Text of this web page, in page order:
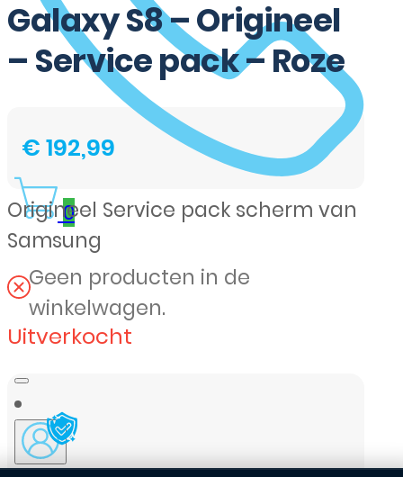
0
Geen producten in de
winkelwagen.
Galaxy S8 – Origineel
– Service pack – Roze
€192,99
Origineel Service pack scherm van
Samsung
Uitverkocht